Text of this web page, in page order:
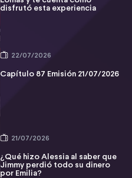
disfrutó esta experiencia
22/07/2026
Capítulo 87 Emisión 21/07/2026
21/07/2026
¿Qué hizo Alessia al saber que
Jimmy perdió todo su dinero
por Emilia?